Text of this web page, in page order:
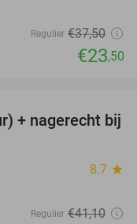
Regulier €37,50
€23,50
34%
+ nagerecht bij
8.7 star
Regulier €41,10